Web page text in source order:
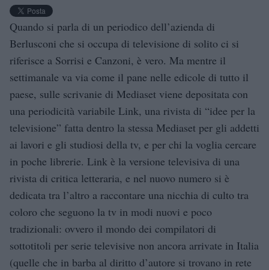
Quando si parla di un periodico dell’azienda di
Berlusconi che si occupa di televisione di solito ci si
riferisce a Sorrisi e Canzoni, è vero. Ma mentre il
settimanale va via come il pane nelle edicole di tutto il
paese, sulle scrivanie di Mediaset viene depositata con
una periodicità variabile Link, una rivista di “idee per la
televisione” fatta dentro la stessa Mediaset per gli addetti
ai lavori e gli studiosi della tv, e per chi la voglia cercare
in poche librerie. Link è la versione televisiva di una
rivista di critica letteraria, e nel nuovo numero si è
dedicata tra l’altro a raccontare una nicchia di culto tra
coloro che seguono la tv in modi nuovi e poco
tradizionali: ovvero il mondo dei compilatori di
sottotitoli per serie televisive non ancora arrivate in Italia
(quelle che in barba al diritto d’autore si trovano in rete